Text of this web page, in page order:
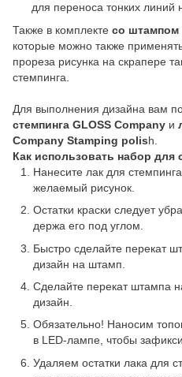
для переноса тонких линий
Также в комплекте со штампом
которые можно также
прореза рисунка на скрапере
стемпинга.
Для выполнения дизайна вам
стемпинга GLOSS Company и
Company Stamping polish.
Как использовать набор для
Нанесите лак для
желаемый рисунок.
Остатки краски следует
держа его под углом.
Быстро сделайте перекат
дизайн на штамп.
Сделайте перекат штампа
дизайн.
Обязательно! Наносим
в LED-лампе, чтобы
Удаляем остатки лака для